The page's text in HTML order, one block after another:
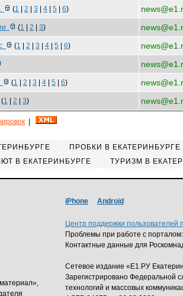
(1 2 3 4 5 6)
(1 2 3)
(1 2 3 4 5 6)
(1 2 3 4 5 6)
(1 2 3)
ПРОБКИ В ЕКАТЕРИНБУРГЕ
В ЕКАТЕРИНБУРГЕ ТУРИЗМ В
iPhone Android
Центр поддержки пользователей
Проблемы при работе с порталом:
Контактные данные для
Сетевое издание «Е1.РУ
Зарегистрировано Федеральной
технологий и массовых